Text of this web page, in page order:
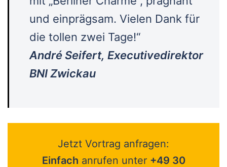
und einprägsam. Vielen Dank für
die tollen zwei Tage!“
André Seifert, Executivedirektor
BNI Zwickau
Jetzt Vortrag anfragen:
Einfach anrufen unter +49 30